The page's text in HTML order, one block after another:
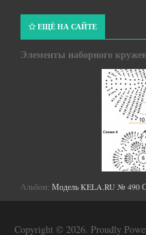
ЕЩЁ НА САЙТЕ
Элементы наборного
Альбом: Модель KELA.RU № 490
Copyright © 2026. Proudly